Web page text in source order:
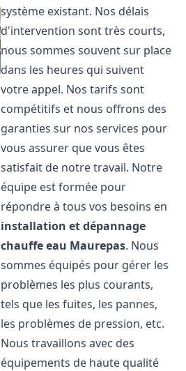
système existant. Nos délais
d'intervention sont très courts,
nous sommes souvent sur place
dans les heures qui suivent
votre appel. Nos tarifs sont
compétitifs et nous offrons des
garanties sur nos services pour
vous assurer que vous êtes
satisfait de notre travail. Notre
équipe est formée pour
répondre à tous vos besoins en
installation et dépannage
chauffe eau Maurepas. Nous
sommes équipés pour gérer les
problèmes les plus courants,
tels que les fuites, les pannes,
les problèmes de pression, etc.
Nous travaillons avec des
équipements de haute qualité